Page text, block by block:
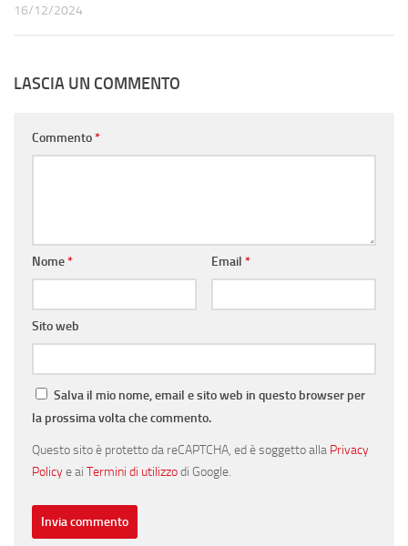
16/12/2024
LASCIA UN COMMENTO
Commento*
Nome* Email *
Sito web
Salva il mio nome, email e sito web in questo browser per
la prossima volta che commento.
Questo sito è protetto da reCAPTCHA, ed è soggetto alla Privacy
Policye ai Termini di utilizzodi Google.